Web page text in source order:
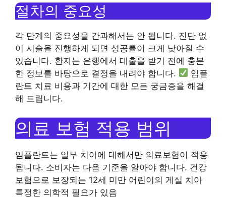
절차의 중요성
각 단계의 중요성을 간과해서는 안 됩니다. 진단 없
이 시술을 진행하게 되면 성공률이 크게 낮아질 수
있습니다. 환자는 은행에서 대출을 받기 전에 충분
한 정보를 바탕으로 결정을 내려야 합니다.
임플
란트 치료 비용과 기간에 대한 모든 궁금증을 해결
해 드립니다.
의료 보험 적용 범위
임플란트는 일부 치아에 대해서만 의료보험이 적용
됩니다. 소비자는 다음 기준을 알아야 합니다. 건강
보험으로 보장되는 12세 미만 어린이의 게실 치아
특정한 의학적 필요가 있음